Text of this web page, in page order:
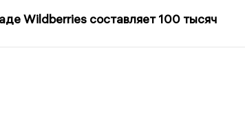
Wildberries составляет 100 тысяч